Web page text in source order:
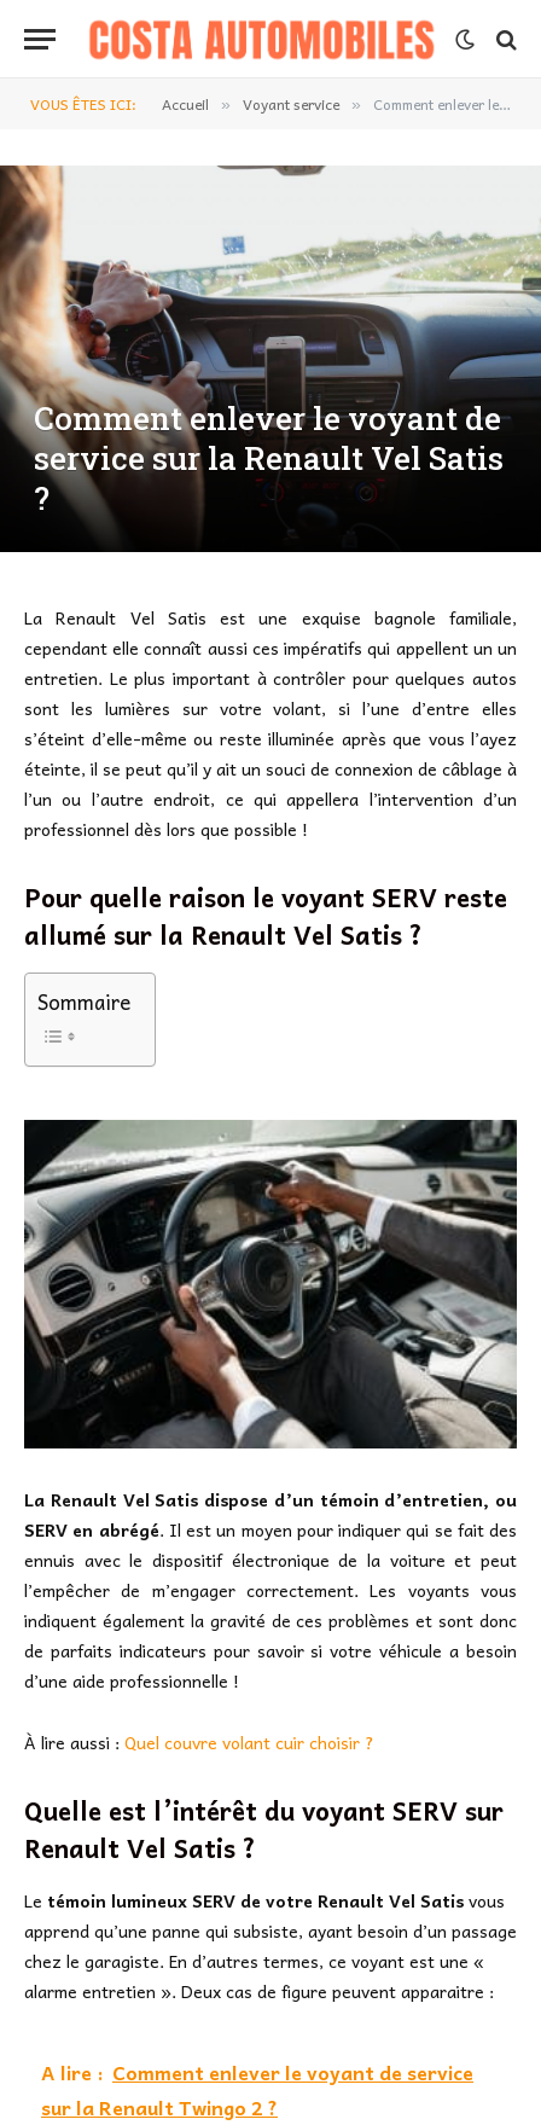
VOUS ÊTES ICI: Accueil » Voyant service » Comment enlever le voyant de service sur la Renault Vel Satis ?
Comment enlever le voyant de
service sur la Renault Vel Satis
?
La Renault Vel Satis est une exquise bagnole familiale,
cependant elle connaît aussi ces impératifs qui appellent un un
entretien. Le plus important à contrôler pour quelques autos
sont les lumières sur votre volant, si l’une d’entre elles
s’éteint d’elle-même ou reste illuminée après que vous l’ayez
éteinte, il se peut qu’il y ait un souci de connexion de câblage à
l’un ou l’autre endroit, ce qui appellera l’intervention d’un
professionnel dès lors que possible !
Pour quelle raison le voyant SERV reste
allumé sur la Renault Vel Satis ?
Sommaire
La Renault Vel Satis dispose d’un témoin d’entretien, ou
SERV en abrégé. Il est un moyen pour indiquer qui se fait des
ennuis avec le dispositif électronique de la voiture et peut
l’empêcher de m’engager correctement. Les voyants vous
indiquent également la gravité de ces problèmes et sont donc
de parfaits indicateurs pour savoir si votre véhicule a besoin
d’une aide professionnelle !
À lire aussi : Quel couvre volant cuir choisir ?
Quelle est l’intérêt du voyant SERV sur
Renault Vel Satis ?
Le témoin lumineux SERV de votre Renault Vel Satisvous
apprend qu’une panne qui subsiste, ayant besoin d’un passage
chez le garagiste. En d’autres termes, ce voyant est une «
alarme entretien ». Deux cas de figure peuvent apparaitre :
A lire : Comment enlever le voyant de service
sur la Renault Twingo 2 ?